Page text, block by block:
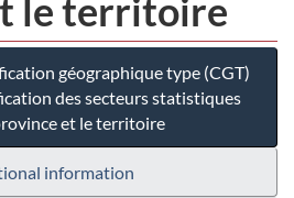
le territoire
géographique type (CGT)
des secteurs statistiques
et le territoire
information